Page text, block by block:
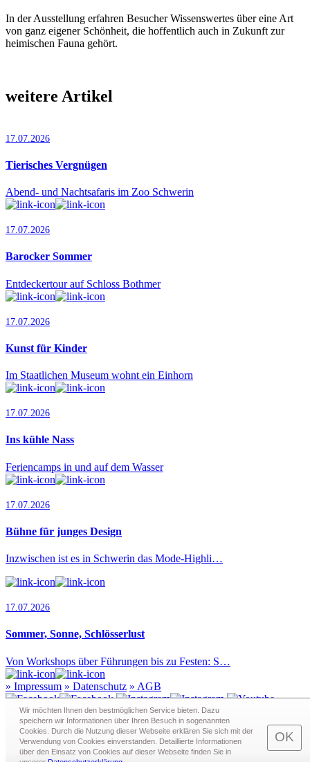
In der Ausstellung erfahren Besucher Wissenswertes über eine Art
von ganz eigener Schönheit, die hoffentlich auch in Zukunft zur
heimischen Fauna gehört.
weitere Artikel
17.07.2026
Tierisches Vergnügen
Abend- und Nachtsafaris im Zoo Schwerin
17.07.2026
Barocker Sommer
Entdeckertour auf Schloss Bothmer
17.07.2026
Kunst für Kinder
Im Staatlichen Museum wohnt ein Einhorn
17.07.2026
Ins kühle Nass
Feriencamps in und auf dem Wasser
17.07.2026
Bühne für junges Design
Inzwischen ist es in Schwerin das Mode-Highli…
17.07.2026
Sommer, Sonne, Schlösserlust
Von Workshops über Führungen bis zu Festen: S…
» Impressum » Datenschutz » AGB
Redaktion · Graf-Schack-Alle 8 · 19053 Schwerin
Telefon:0385 - 63 83 281· Fax: 0385 - 63 83 279 · Mail:
redaktion@schwerin.live
Wir möchten Ihnen den bestmöglichen Service bieten. Dazu
speichern wir Informationen über Ihren Besuch in sogenann­ten
Cookies. Durch die Nutzung dieser Webseite erklären Sie sich mit der
Verwendung von Cookies einverstanden. Detaillierte Informationen
über den Einsatz von Cookies auf dieser Webseite finden Sie in
OK